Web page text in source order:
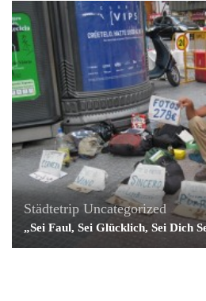
Städtetrip Uncategorized
„Sei Faul, Sei Glücklich, Sei Dich